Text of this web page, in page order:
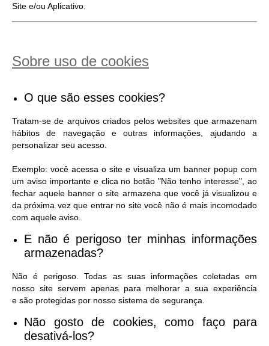
Site e/ou Aplicativo.
Sobre uso de cookies
O que são esses cookies?
Tratam-se de arquivos criados pelos websites que armazenam
hábitos de navegação e outras informações, ajudando a
personalizar seu acesso.
Exemplo: você acessa o site e visualiza um banner popup com
um aviso importante e clica no botão "Não tenho interesse", ao
fechar aquele banner o site armazena que você já visualizou e
da próxima vez que entrar no site você não é mais incomodado
com aquele aviso.
E não é perigoso ter minhas informações
armazenadas?
Não é perigoso. Todas as suas informações coletadas em
nosso site servem apenas para melhorar a sua experiência
e são protegidas por nosso sistema de segurança.
Não gosto de cookies, como faço para
desativá-los?